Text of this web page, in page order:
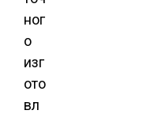
ног
о
изг
ото
вл